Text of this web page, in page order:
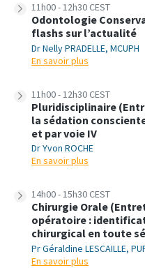
11h00 - 12h30 CEST
Odontologie
flashs sur l’actualité
Dr Nelly PRADELLE, MCUPH
En savoir plus
11h00 - 12h30 CEST
Pluridisciplinaire
la sédation
et par voie IV
Dr Yvon ROCHE
En savoir plus
14h00 - 15h30 CEST
Chirurgie Orale
opératoire :
chirurgical en toute
Pr Géraldine LESCAILLE,
En savoir plus